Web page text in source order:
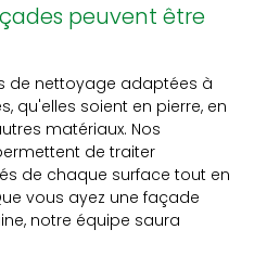
peuvent être
de nettoyage adaptées à
qu'elles soient en pierre, en
matériaux. Nos
de traiter
de chaque surface tout en
vous ayez une façade
notre équipe saura